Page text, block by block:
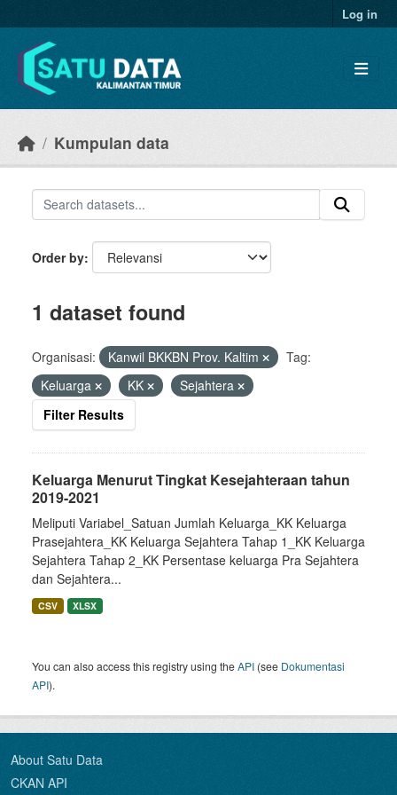
Log in
Kumpulan data
Order by
1 dataset found
Organisasi: Kanwil BKKBN Prov. Kaltim
Tag:
Keluarga
KK
Sejahtera
Filter Results
Keluarga Menurut Tingkat Kesejahteraan tahun
2019-2021
Meliputi Variabel_Satuan Jumlah Keluarga_KK Keluarga
Prasejahtera_KK Keluarga Sejahtera Tahap 1_KK Keluarga
Sejahtera Tahap 2_KK Persentase keluarga Pra Sejahtera
dan Sejahtera...
CSV XLSX
You can also access this registry using theAPI (see Dokumentasi
API).
About Satu Data
CKAN API